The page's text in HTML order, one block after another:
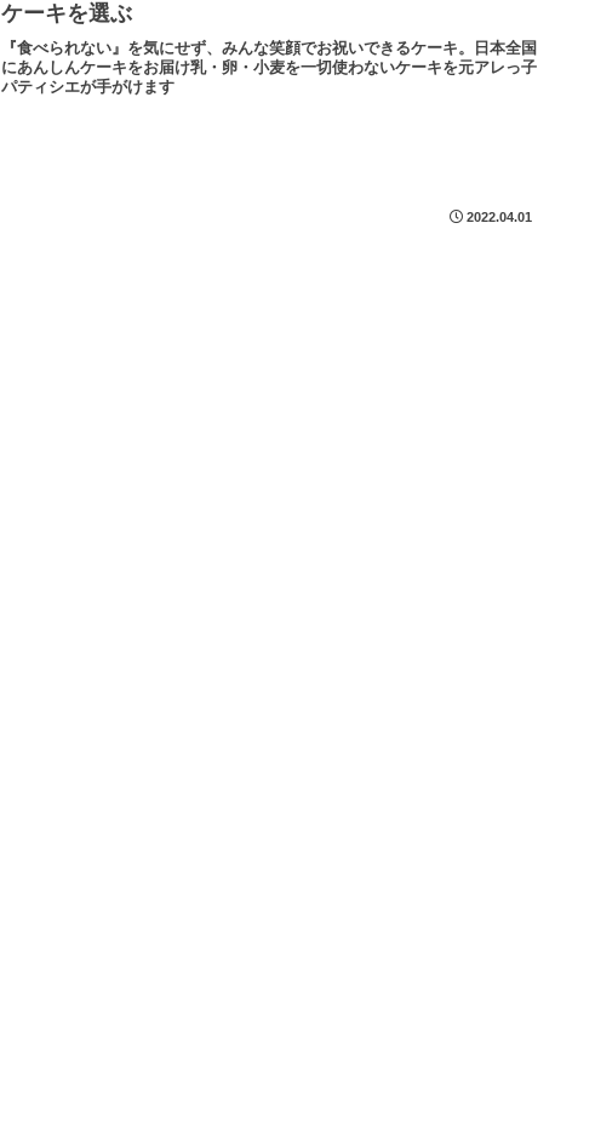
ケーキを選ぶ
『食べられない』を気にせず、みんな笑顔でお祝いできるケーキ。日本全国
にあんしんケーキをお届け乳・卵・小麦を一切使わないケーキを元アレっ子
パティシエが手がけます
2022.04.01